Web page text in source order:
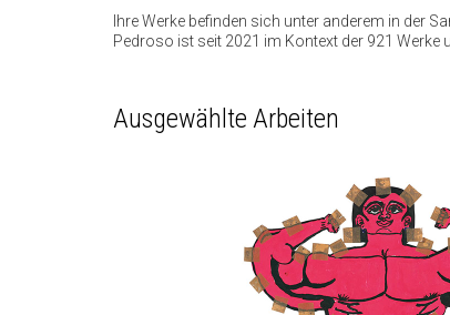
Ihre Werke befinden sich unter anderem in der
Pedroso ist seit 2021 im Kontext der 921 Werke
Ausgewählte Arbeiten